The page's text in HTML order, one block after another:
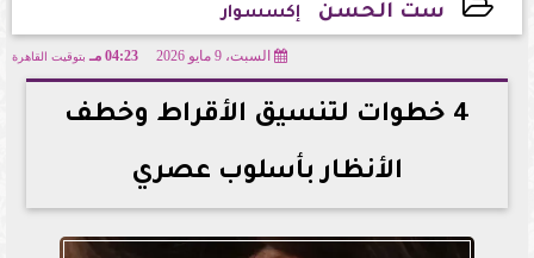
ست الحسن إكسسوار
السبت، 9 مايو 2026 04:23 مـ بتوقيت القاهرة
4 خطوات لتنسيق الأقراط وخطف
الأنظار بأسلوب عصري